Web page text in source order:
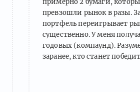
примерно 2 бумаги,
превзошли рынок в разы. За
портфель переигрывает
существенно. У меня
годовых (компаунд).
заранее, кто станет